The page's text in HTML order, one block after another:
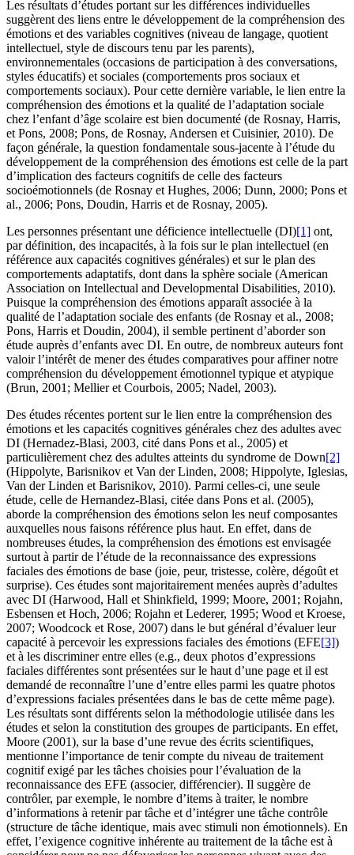
Les résultats d’études portant sur les différences individuelles
suggèrent des liens entre le développement de la compréhension des
émotions et des variables cognitives (niveau de langage, quotient
intellectuel, style de discours tenu par les parents),
environnementales (occasions de participation à des conversations,
styles éducatifs) et sociales (comportements pros sociaux et
comportements sociaux). Pour cette dernière variable, le lien entre la
compréhension des émotions et la qualité de l’adaptation sociale
chez l’enfant d’âge scolaire est bien documenté (de Rosnay, Harris,
et Pons, 2008; Pons, de Rosnay, Andersen et Cuisinier, 2010). De
façon générale, la question fondamentale sous-jacente à l’étude du
développement de la compréhension des émotions est celle de la part
d’implication des facteurs cognitifs de celle des facteurs
socioémotionnels (de Rosnay et Hughes, 2006; Dunn, 2000; Pons et
al., 2006; Pons, Doudin, Harris et de Rosnay, 2005).
Les personnes présentant une déficience intellectuelle (DI)[1] ont,
par définition, des incapacités, à la fois sur le plan intellectuel (en
référence aux capacités cognitives générales) et sur le plan des
comportements adaptatifs, dont dans la sphère sociale (American
Association on Intellectual and Developmental Disabilities, 2010).
Puisque la compréhension des émotions apparaît associée à la
qualité de l’adaptation sociale des enfants (de Rosnay et al., 2008;
Pons, Harris et Doudin, 2004), il semble pertinent d’aborder son
étude auprès d’enfants avec DI. En outre, de nombreux auteurs font
valoir l’intérêt de mener des études comparatives pour affiner notre
compréhension du développement émotionnel typique et atypique
(Brun, 2001; Mellier et Courbois, 2005; Nadel, 2003).
Des études récentes portent sur le lien entre la compréhension des
émotions et les capacités cognitives générales chez des adultes avec
DI (Hernadez-Blasi, 2003, cité dans Pons et al., 2005) et
particulièrement chez des adultes atteints du syndrome de Down[2]
(Hippolyte, Barisnikov et Van der Linden, 2008; Hippolyte, Iglesias,
Van der Linden et Barisnikov, 2010). Parmi celles-ci, une seule
étude, celle de Hernandez-Blasi, citée dans Pons et al. (2005),
aborde la compréhension des émotions selon les neuf composantes
auxquelles nous faisons référence plus haut. En effet, dans de
nombreuses études, la compréhension des émotions est envisagée
surtout à partir de l’étude de la reconnaissance des expressions
faciales des émotions de base (joie, peur, tristesse, colère, dégoût et
surprise). Ces études sont majoritairement menées auprès d’adultes
avec DI (Harwood, Hall et Shinkfield, 1999; Moore, 2001; Rojahn,
Esbensen et Hoch, 2006; Rojahn et Lederer, 1995; Wood et Kroese,
2007; Woodcock et Rose, 2007) dans le but général d’évaluer leur
capacité à percevoir les expressions faciales des émotions (EFE[3])
et à les discriminer entre elles (e.g., deux photos d’expressions
faciales différentes sont présentées sur le haut d’une page et il est
demandé de reconnaître l’une d’entre elles parmi les quatre photos
d’expressions faciales présentées dans le bas de cette même page).
Les résultats sont différents selon la méthodologie utilisée dans les
études et selon la constitution des groupes de participants. En effet,
Moore (2001), sur la base d’une revue des écrits scientifiques,
mentionne l’importance de tenir compte du niveau de traitement
cognitif exigé par les tâches choisies pour l’évaluation de la
reconnaissance des EFE (associer, différencier). Il suggère de
contrôler, par exemple, le nombre d’items à traiter, le nombre
d’informations à retenir par tâche et d’intégrer une tâche contrôle
(structure de tâche identique, mais avec stimuli non émotionnels). En
effet, l’exigence cognitive inhérente au traitement de la tâche est à